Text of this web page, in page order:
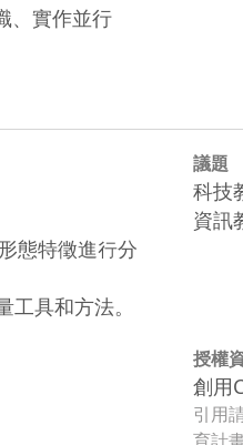
、實作並行
態特徵進行分
具和方法。
議題
科技
資訊
授權
創用
引用